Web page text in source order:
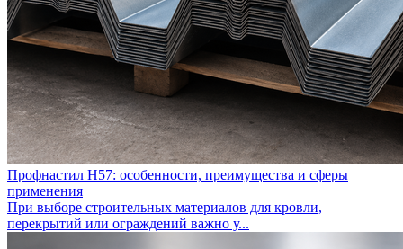
Профнастил Н57: особенности, преимущества и сферы
применения
При выборе строительных материалов для кровли,
перекрытий или ограждений важно у...